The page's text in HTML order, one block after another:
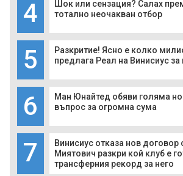
4
Шок или сензация? Салах
тотално неочакван отбор
5
Разкритие! Ясно е колко
предлага Реал на Винисиус
6
Ман Юнайтед обяви голяма
въпрос за огромна сума
7
Винисиус отказа нов
Миятович разкри кой клуб е
трансферния рекорд за него